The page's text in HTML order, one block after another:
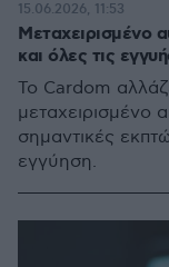
Μεταχειρισμένο
και όλες τις
Το Cardom
μεταχειρισμένο
σημαντικές
εγγύηση.
15.06.2026, 11:53